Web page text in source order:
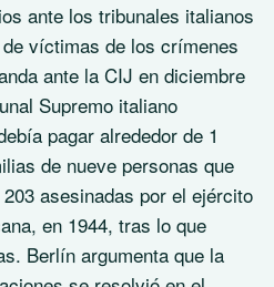
ante los tribunales italianos
víctimas de los crímenes
ante la CIJ en diciembre
Supremo italiano
pagar alrededor de 1
de nueve personas que
asesinadas por el ejército
en 1944, tras lo que
Berlín argumenta que la